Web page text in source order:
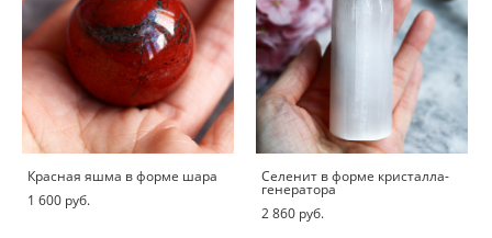
Красная яшма в форме шара
1 600 pуб.
Селенит в форме кристалла-
генератора
2 860 pуб.